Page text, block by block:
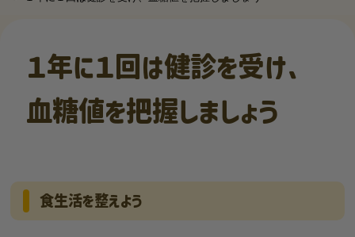
１年に１回は健診を受け、
血糖値を把握しましょう
食生活を整えよう